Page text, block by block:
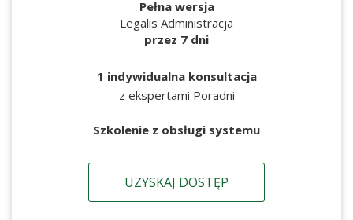
Pełna wersja
Legalis Administracja
przez 7 dni
1 indywidualna konsultacja
z ekspertami Poradni
Szkolenie z obsługi systemu
UZYSKAJ DOSTĘP